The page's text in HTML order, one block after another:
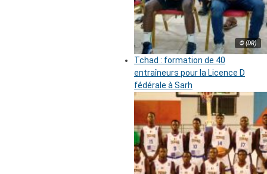
© (DR)
Tchad : formation de 40
entraîneurs pour la Licence D
fédérale à Sarh